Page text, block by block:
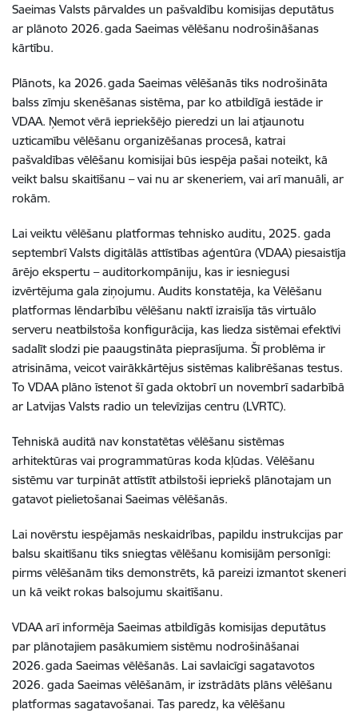
Saeimas Valsts pārvaldes un pašvaldību komisijas deputātus
ar plānoto 2026. gada Saeimas vēlēšanu nodrošināšanas
kārtību.
Plānots, ka 2026. gada Saeimas vēlēšanās tiks nodrošināta
balss zīmju skenēšanas sistēma, par ko atbildīgā iestāde ir
VDAA. Ņemot vērā iepriekšējo pieredzi un lai atjaunotu
uzticamību vēlēšanu organizēšanas procesā, katrai
pašvaldības vēlēšanu komisijai būs iespēja pašai noteikt, kā
veikt balsu skaitīšanu – vai nu ar skeneriem, vai arī manuāli, ar
rokām.
Lai veiktu vēlēšanu platformas tehnisko auditu, 2025. gada
septembrī Valsts digitālās attīstības aģentūra (VDAA) piesaistīja
ārējo ekspertu – auditorkompāniju, kas ir iesniegusi
izvērtējuma gala ziņojumu. Audits konstatēja, ka Vēlēšanu
platformas lēndarbību vēlēšanu naktī izraisīja tās virtuālo
serveru neatbilstoša konfigurācija, kas liedza sistēmai efektīvi
sadalīt slodzi pie paaugstināta pieprasījuma. Šī problēma ir
atrisināma, veicot vairākkārtējus sistēmas kalibrēšanas testus.
To VDAA plāno īstenot šī gada oktobrī un novembrī sadarbībā
ar Latvijas Valsts radio un televīzijas centru (LVRTC).
Tehniskā auditā nav konstatētas vēlēšanu sistēmas
arhitektūras vai programmatūras koda kļūdas. Vēlēšanu
sistēmu var turpināt attīstīt atbilstoši iepriekš plānotajam un
gatavot pielietošanai Saeimas vēlēšanās.
Lai novērstu iespējamās neskaidrības, papildu instrukcijas par
balsu skaitīšanu tiks sniegtas vēlēšanu komisijām personīgi:
pirms vēlēšanām tiks demonstrēts, kā pareizi izmantot skeneri
un kā veikt rokas balsojumu skaitīšanu.
VDAA arī informēja Saeimas atbildīgās komisijas deputātus
par plānotajiem pasākumiem sistēmu nodrošināšanai
2026. gada Saeimas vēlēšanās. Lai savlaicīgi sagatavotos
2026. gada Saeimas vēlēšanām, ir izstrādāts plāns vēlēšanu
platformas sagatavošanai. Tas paredz, ka vēlēšanu